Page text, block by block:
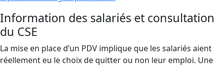
Information des salariés et consultation
du CSE
La mise en place d’un PDV implique que les salariés aient
réellement eu le choix de quitter ou non leur emploi. Une